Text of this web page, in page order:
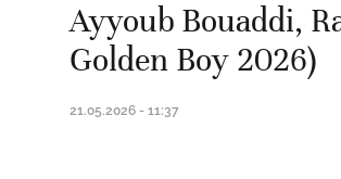
Ayyoub Bouaddi,
Golden Boy 2026)
21.05.2026 - 11:37